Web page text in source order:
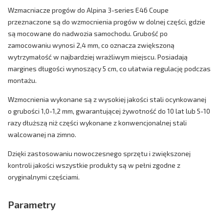
Wzmacniacze progów do Alpina 3-series E46 Coupe
przeznaczone są do wzmocnienia progów w dolnej części, gdzie
są mocowane do nadwozia samochodu. Grubość po
zamocowaniu wynosi 2,4 mm, co oznacza zwiększoną
wytrzymałość w najbardziej wrażliwym miejscu. Posiadają
margines długości wynoszący 5 cm, co ułatwia regulację podczas
montażu.
Wzmocnienia wykonane są z wysokiej jakości stali ocynkowanej
o grubości 1,0-1,2 mm, gwarantującej żywotność do 10 lat lub 5-10
razy dłuższą niż części wykonane z konwencjonalnej stali
walcowanej na zimno.
Dzięki zastosowaniu nowoczesnego sprzętu i zwiększonej
kontroli jakości wszystkie produkty są w pełni zgodne z
oryginalnymi częściami.
Parametry